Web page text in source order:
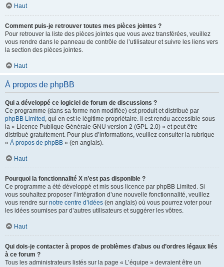
Haut
Comment puis-je retrouver toutes mes pièces jointes ?
Pour retrouver la liste des pièces jointes que vous avez transférées, veuillez
vous rendre dans le panneau de contrôle de l’utilisateur et suivre les liens vers
la section des pièces jointes.
Haut
À propos de phpBB
Qui a développé ce logiciel de forum de discussions ?
Ce programme (dans sa forme non modifiée) est produit et distribué par
phpBB Limited , qui en est le légitime propriétaire. Il est rendu accessible sous
la « Licence Publique Générale GNU version 2 (GPL-2.0) » et peut être
distribué gratuitement. Pour plus d’informations, veuillez consulter la rubrique
« À propos de phpBB » (en anglais).
Haut
Pourquoi la fonctionnalité X n’est pas disponible ?
Ce programme a été développé et mis sous licence par phpBB Limited. Si
vous souhaitez proposer l’intégration d’une nouvelle fonctionnalité, veuillez
vous rendre sur notre centre d’idées (en anglais) où vous pourrez voter pour
les idées soumises par d’autres utilisateurs et suggérer les vôtres.
Haut
Qui dois-je contacter à propos de problèmes d’abus ou d’ordres légaux liés
à ce forum ?
Tous les administrateurs listés sur la page « L’équipe » devraient être un